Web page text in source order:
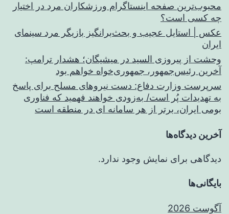
محبوب‌ترین صفحه اینستاگرام ورزشکاران مرد در اختیار
چه کسی است؟
عکس | استایل عجیب و بحث‌برانگیز بازیگر مرد سینمای
ایران
وحشت از پیروزی السید در میشیگان؛ هشدار ترامپ:
آخرین رئیس‌جمهور، جمهوری‌خواه خواهم بود
سرپرست وزارت دفاع: دست نیروهای مسلح برای پاسخ
به تهدیدات پُر است/ به‌زودی خواهند فهمید که فناوری
بومی ایران، برتر از هر سامانه ای در منطقه است
آخرین دیدگاه‌ها
دیدگاهی برای نمایش وجود ندارد.
بایگانی‌ها
آگوست 2026